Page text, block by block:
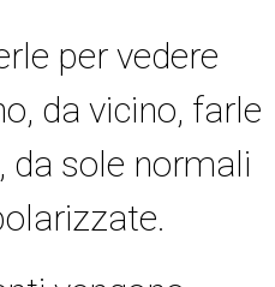
per vedere
da vicino, farle
sole normali